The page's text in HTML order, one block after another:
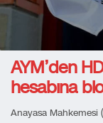
AYM’den
hesabına
Anayasa Mahkemesi